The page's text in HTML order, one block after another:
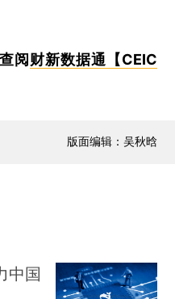
阅 财新数据通【CEIC
版面编辑：吴秋晗
中国